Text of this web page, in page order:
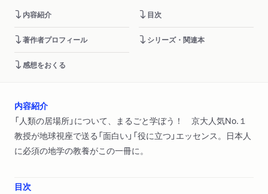
内容紹介 目次
著作者プロフィール シリーズ・関連本
感想をおくる
内容紹介
「人類の居場所」について、まるごと学ぼう！ 京大人気No.１
教授が地球視座で送る「面白い」「役に立つ」エッセンス。日本人
に必須の地学の教養がこの一冊に。
目次